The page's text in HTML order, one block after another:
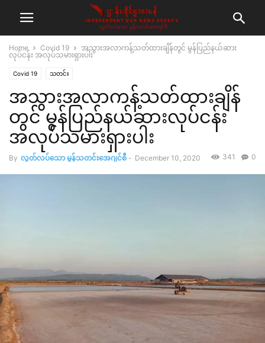
Home Covid 19
အသွားအလာကန့်သတ်ထားချိန်တွင် မွန်ပြည်နယ်ဆား
လုပ်ငန်း အလုပ်သမားရှားပါး
Covid 19 သတင်း
အသွားအလာကန့်သတ်ထားချိန်
တွင် မွန်ပြည်နယ်ဆားလုပ်ငန်း
အလုပ်သမားရှားပါး
By လွတ်လပ်သော မွန်သတင်းအေဂျင်စီ - December 10, 2020 0
341